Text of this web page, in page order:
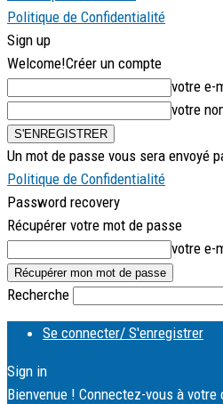
Politique de Confidentialité
Sign up
Welcome!Créer un compte
votre e-
votre
Un mot de passe vous sera envoyé
Politique de Confidentialité
Password recovery
Récupérer votre mot de passe
votre e-
Recherche
Se connecter/ S'enregistrer
Sign in
Bienvenue ! Connectez-vous à votre